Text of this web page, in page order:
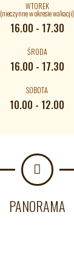
WTOREK
(nieczynne w okresie wakacji)
16.00 - 17.30
ŚRODA
16.00 - 17.30
SOBOTA
10.00 - 12.00
PANORAMA